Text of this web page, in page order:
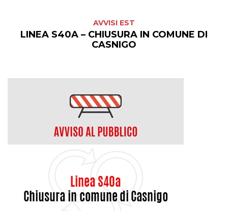
AVVISI EST
LINEA S40A – CHIUSURA IN COMUNE DI
CASNIGO